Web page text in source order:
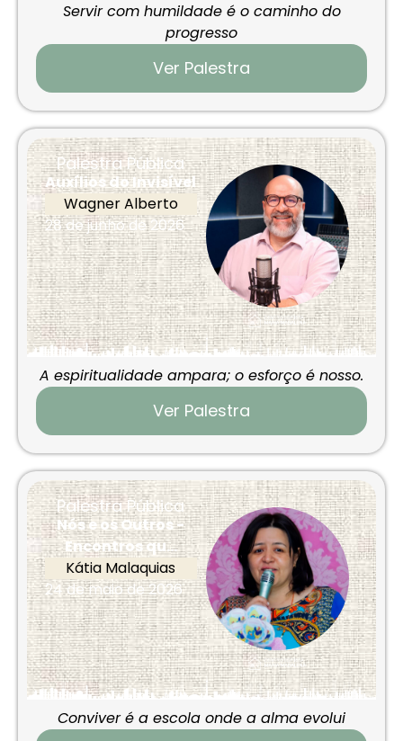
Servir com humildade é o caminho do
progresso
Ver Palestra
Palestra Pública
Auxílios do Invisível
Wagner Alberto
28 de junho de 2026
A espiritualidade ampara; o esforço é nosso.
Ver Palestra
Palestra Pública
Nós e os Outros -
Encontros qu...
Kátia Malaquias
24 de maio de 2026
Conviver é a escola onde a alma evolui